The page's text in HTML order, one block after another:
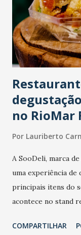
no RioMar
Por Lauriberto
A SooDeli, marca
uma experiência de
principais itens do
acontece no stand
Papicu (fotos Lara
COMPARTILHAR